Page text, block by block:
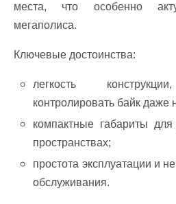
места, что особенно
мегаполиса.
Ключевые достоинства:
легкость
контролировать байк
компактные габариты
пространствах;
простота эксплуатации и
обслуживания.